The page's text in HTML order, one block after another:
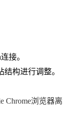
接。
构进行调整。